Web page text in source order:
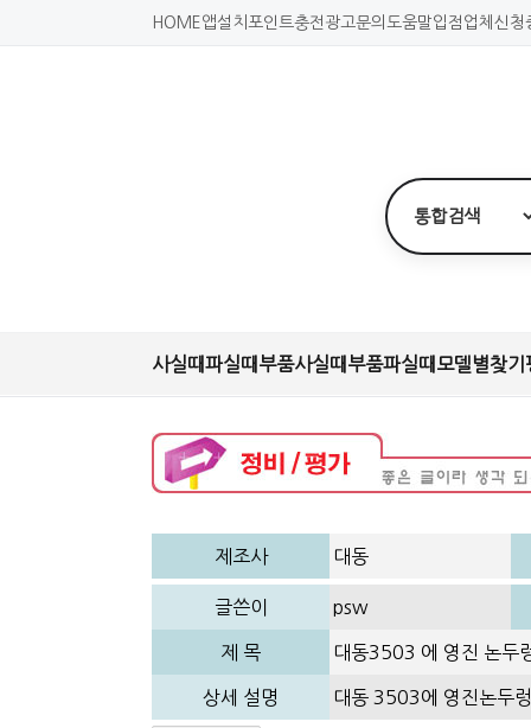
HOME 앱설치 포인트충전 광고문의 도움말입점업체신청
사실때파실때 부품사실때 부품파실때 모델별찾기
제조사 대동
글쓴이 psw
제 목 대동3503 에 영진 논두
상세 설명 대동 3503에 영진논두